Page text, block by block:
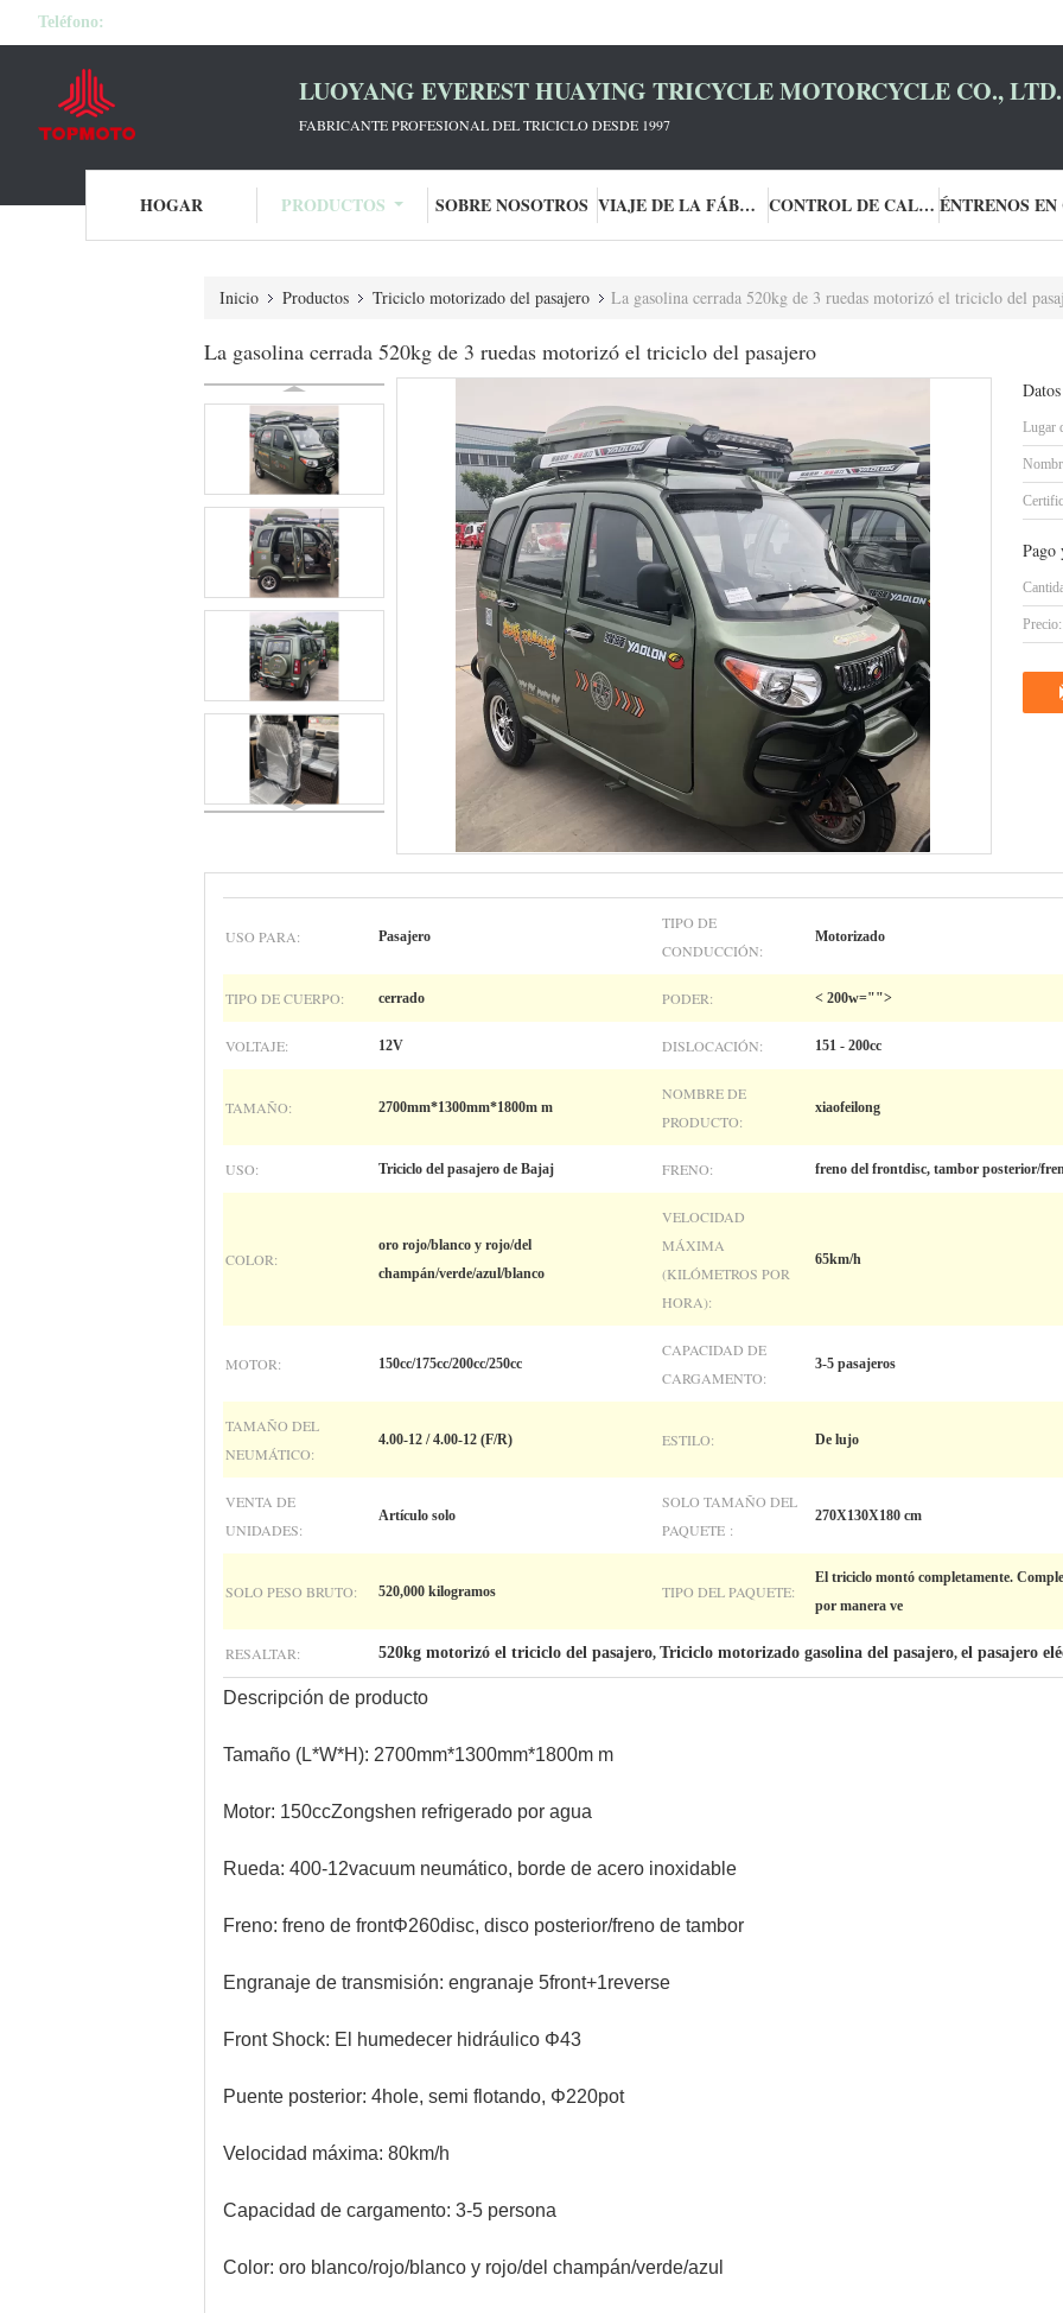
Teléfono:
LUOYANG EVEREST HUAYING TRICYCLE MOTORCYCLE CO., LTD.
FABRICANTE PROFESIONAL DEL TRICICLO DESDE 1997
HOGAR PRODUCTOS SOBRE NOSOTROS VIAJE DE LA FÁBRICA CONTROL DE CALIDAD
Inicio Productos Triciclo motorizado del pasajero La gasolina cerrada 520kg de 3 ruedas motorizó el triciclo del
La gasolina cerrada 520kg de 3 ruedas motorizó el triciclo del pasajero
Lugar
Pago
Precio:
USO PARA: Pasajero
TIPO DE
CONDUCCIÓN:
Motorizado
TIPO DE CUERPO: cerrado PODER: < 200w="">
VOLTAJE: 12V DISLOCACIÓN: 151 - 200cc
TAMAÑO: 2700mm*1300mm*1800m m
NOMBRE DE
PRODUCTO:
xiaofeilong
USO: Triciclo del pasajero de Bajaj FRENO: freno del frontdisc, tambor posterior/
COLOR:
oro rojo/blanco y rojo/del
champán/verde/azul/blanco
VELOCIDAD
MÁXIMA
(KILÓMETROS POR
HORA):
65km/h
MOTOR: 150cc/175cc/200cc/250cc
CAPACIDAD DE
CARGAMENTO:
3-5 pasajeros
TAMAÑO DEL
NEUMÁTICO:
4.00-12 / 4.00-12 (F/R) ESTILO: De lujo
VENTA DE
UNIDADES:
Artículo solo
SOLO TAMAÑO DEL
PAQUETE :
270X130X180 cm
SOLO PESO BRUTO: 520,000 kilogramos TIPO DEL PAQUETE:
El triciclo montó completamente.
por manera ve
RESALTAR: 520kg motorizó el triciclo del pasajero, Triciclo motorizado gasolina del pasajero, el pasajero
Descripción de producto
Tamaño (L*W*H): 2700mm*1300mm*1800m m
Motor: 150ccZongshen refrigerado por agua
Rueda: 400-12vacuum neumático, borde de acero inoxidable
Freno: freno de frontΦ260disc, disco posterior/freno de tambor
Engranaje de transmisión: engranaje 5front+1reverse
Front Shock: El humedecer hidráulico Φ43
Puente posterior: 4hole, semi flotando, Φ220pot
Velocidad máxima: 80km/h
Capacidad de cargamento: 3-5 persona
Color: oro blanco/rojo/blanco y rojo/del champán/verde/azul